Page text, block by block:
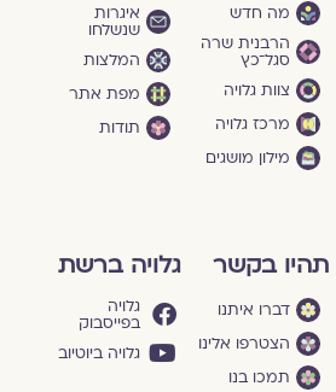
מה חדש
הרבנית שרה
סגל־כץ
צוות גלויה
מרכז גלויה
מילון מושגים
איגרות
שנשלחו
המלצות
מפת אתר
תודות
תהיו בקשר
דברו איתנו
הצטרפו אלינו
תמכו בנו
גלויה ברשת
גלויה
בפייסבוק
גלויה ביוטיוב